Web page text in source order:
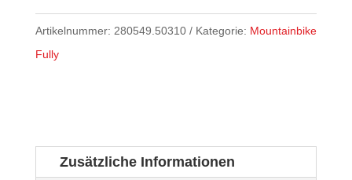
Artikelnummer: 280549.50310 Kategorie: Mountainbike
Fully
Zusätzliche Informationen